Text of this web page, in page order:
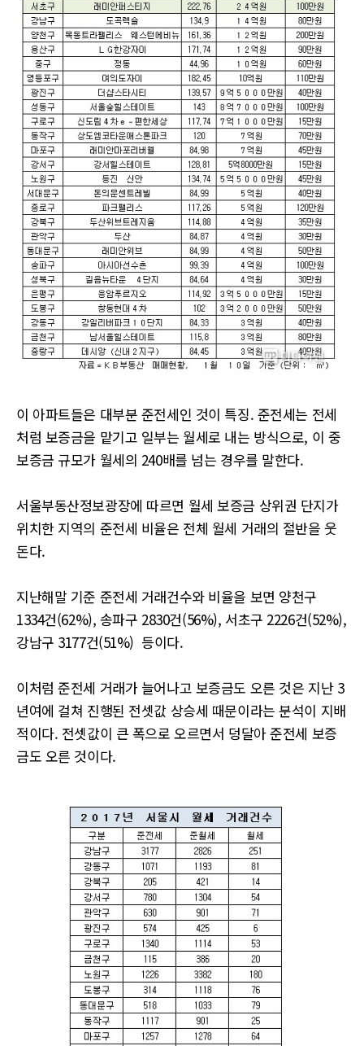
이 아파트들은 대부분 준전세인 것이 특징. 준전세는 전세
처럼 보증금을 맡기고 일부는 월세로 내는 방식으로, 이 중
보증금 규모가 월세의 240배를 넘는 경우를 말한다.
서울부동산정보광장에 따르면 월세 보증금 상위권 단지가
위치한 지역의 준전세 비율은 전체 월세 거래의 절반을 웃
돈다.
지난해말 기준 준전세 거래건수와 비율을 보면 양천구
1334건(62%), 송파구 2830건(56%), 서초구 2226건(52%),
강남구 3177건(51%) 등이다.
이처럼 준전세 거래가 늘어나고 보증금도 오른 것은 지난 3
년여에 걸쳐 진행된 전셋값 상승세 때문이라는 분석이 지배
적이다. 전셋값이 큰 폭으로 오르면서 덩달아 준전세 보증
금도 오른 것이다.